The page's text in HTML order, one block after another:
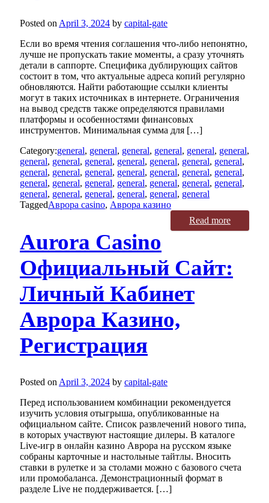
Posted on April 3, 2024 by capital-gate
Если во время чтения соглашения что-либо непонятно,
лучше не пропускать такие моменты, а сразу уточнять
детали в саппорте. Специфика дублирующих сайтов
состоит в том, что актуальные адреса копий регулярно
обновляются. Найти работающие ссылки клиенты
могут в таких источниках в интернете. Ограничения
на вывод средств также определяются правилами
платформы и особенностями финансовых
инструментов. Минимальная сумма для […]
Category:general, general, general, general, general, general,
general, general, general, general, general, general, general,
general, general, general, general, general, general, general,
general, general, general, general, general, general, general,
general, general, general, general, general, general
TaggedАврора casino, Аврора казино
Read more
Aurora Casino
Официальный Сайт:
Личный Кабинет
Аврора Казино,
Регистрация
Posted on April 3, 2024 by capital-gate
Перед использованием комбинации рекомендуется
изучить условия отыгрыша, опубликованные на
официальном сайте. Список развлечений нового типа,
в которых участвуют настоящие дилеры. В каталоге
Live-игр в онлайн казино Аврора на русском языке
собраны карточные и настольные тайтлы. Вносить
ставки в рулетке и за столами можно с базового счета
или промобаланса. Демонстрационный формат в
разделе Live не поддерживается. […]